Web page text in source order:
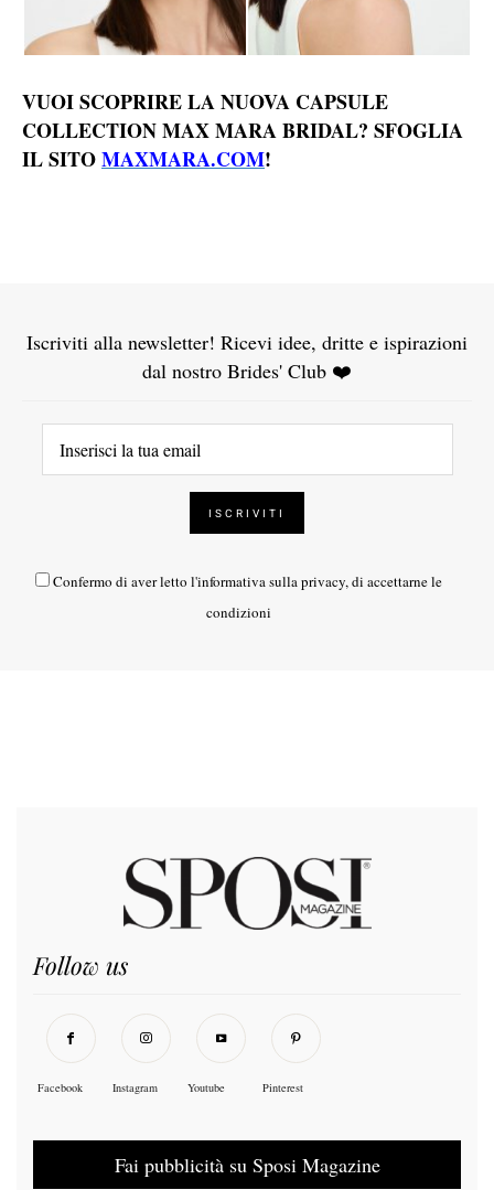
VUOI SCOPRIRE LA NUOVA CAPSULE
COLLECTION MAX MARA BRIDAL? SFOGLIA
IL SITOMAXMARA.COM!
Iscriviti alla newsletter! Ricevi idee, dritte e ispirazioni
dal nostro Brides' Club ❤️
Confermo di aver letto l'informativa sulla privacy, di accettarne le
condizioni
Follow us
Facebook Instagram Youtube Pinterest
Fai pubblicità su Sposi Magazine